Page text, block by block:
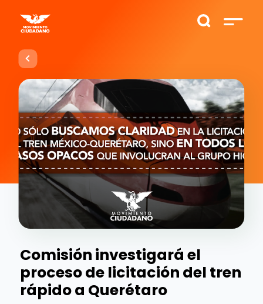
Comisión investigará el
proceso de licitación del tren
rápido a Querétaro